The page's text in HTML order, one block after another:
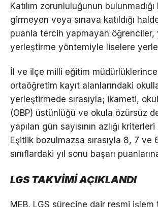
Katılım zorunluluğunun bulunmadığı
girmeyen veya sınava katıldığı
puanla tercih yapmayan öğrenciler,
yerleştirme yöntemiyle liselere
İl ve ilçe milli eğitim
ortaöğretim kayıt alanlarındaki
yerleştirmede sırasıyla; ikameti, okul
(OBP) üstünlüğü ve okula özürsüz
yapılan gün sayısının azlığı
Eşitlik bozulmazsa sırasıyla 8, 7 ve
sınıflardaki yıl sonu başarı
LGS TAKVİMİ AÇIKLANDI
MEB, LGS sürecine dair resmi